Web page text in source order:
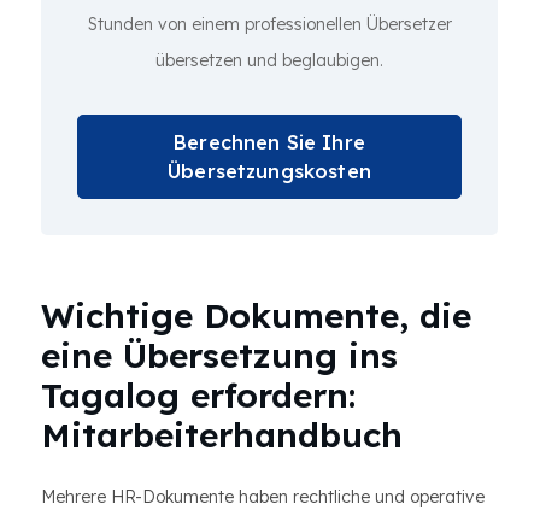
Stunden von einem professionellen Übersetzer
übersetzen und beglaubigen.
Berechnen Sie Ihre
Übersetzungskosten
Wichtige Dokumente, die
eine Übersetzung ins
Tagalog erfordern:
Mitarbeiterhandbuch
Mehrere HR-Dokumente haben rechtliche und operative